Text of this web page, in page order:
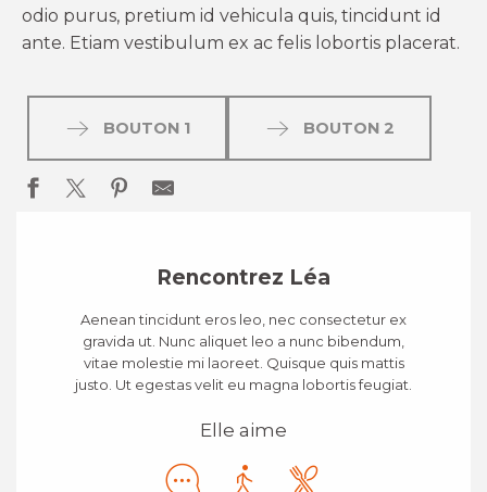
odio purus, pretium id vehicula quis, tincidunt id
ante. Etiam vestibulum ex ac felis lobortis placerat.
BOUTON 1 BOUTON 2
Rencontrez Léa
Aenean tincidunt eros leo, nec consectetur ex
gravida ut. Nunc aliquet leo a nunc bibendum,
vitae molestie mi laoreet. Quisque quis mattis
justo. Ut egestas velit eu magna lobortis feugiat.
Elle aime